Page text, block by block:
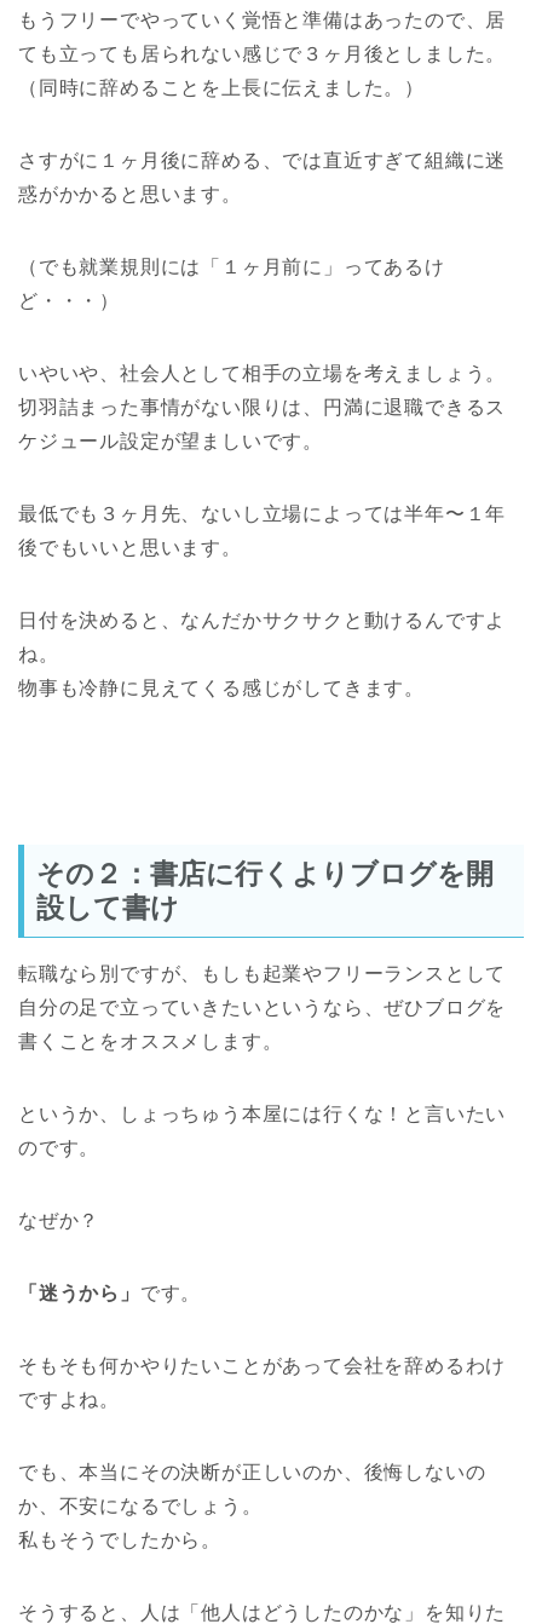
もうフリーでやっていく覚悟と準備はあったので、居
ても立っても居られない感じで３ヶ月後としました。
（同時に辞めることを上長に伝えました。）
さすがに１ヶ月後に辞める、では直近すぎて組織に迷
惑がかかると思います。
（でも就業規則には「１ヶ月前に」ってあるけ
ど・・・）
いやいや、社会人として相手の立場を考えましょう。
切羽詰まった事情がない限りは、円満に退職できるス
ケジュール設定が望ましいです。
最低でも３ヶ月先、ないし立場によっては半年〜１年
後でもいいと思います。
日付を決めると、なんだかサクサクと動けるんですよ
ね。
物事も冷静に見えてくる感じがしてきます。
その２：書店に行くよりブログを開
設して書け
転職なら別ですが、もしも起業やフリーランスとして
自分の足で立っていきたいというなら、ぜひブログを
書くことをオススメします。
というか、しょっちゅう本屋には行くな！と言いたい
のです。
なぜか？
「迷うから」 です。
そもそも何かやりたいことがあって会社を辞めるわけ
ですよね。
でも、本当にその決断が正しいのか、後悔しないの
か、不安になるでしょう。
私もそうでしたから。
そうすると、人は「他人はどうしたのかな」を知りた